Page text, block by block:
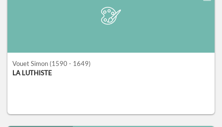
Vouet Simon (1590 - 1649)
LA LUTHISTE